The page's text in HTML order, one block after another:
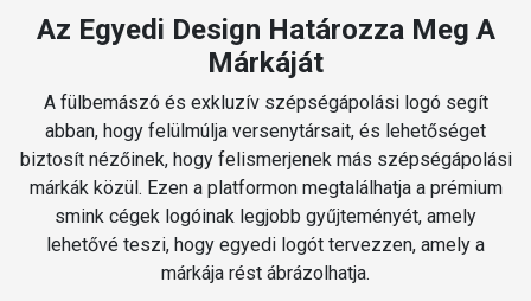
Az Egyedi Design Határozza Meg A
Márkáját
A fülbemászó és exkluzív szépségápolási logó segít
abban, hogy felülmúlja versenytársait, és lehetőséget
biztosít nézőinek, hogy felismerjenek más szépségápolási
márkák közül. Ezen a platformon megtalálhatja a prémium
smink cégek logóinak legjobb gyűjteményét, amely
lehetővé teszi, hogy egyedi logót tervezzen, amely a
márkája rést ábrázolhatja.